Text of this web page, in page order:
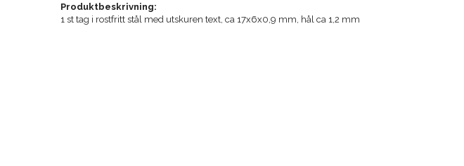
Produktbeskrivning:
1 st tag i rostfritt stål med utskuren text, ca 17x6x0,9 mm, hål ca 1,2 mm